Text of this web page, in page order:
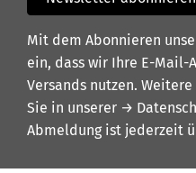
Mit dem Abonnieren
ein, dass wir Ihre E-Mail-
Versands nutzen.
Sie in unserer →
Abmeldung ist jederzeit